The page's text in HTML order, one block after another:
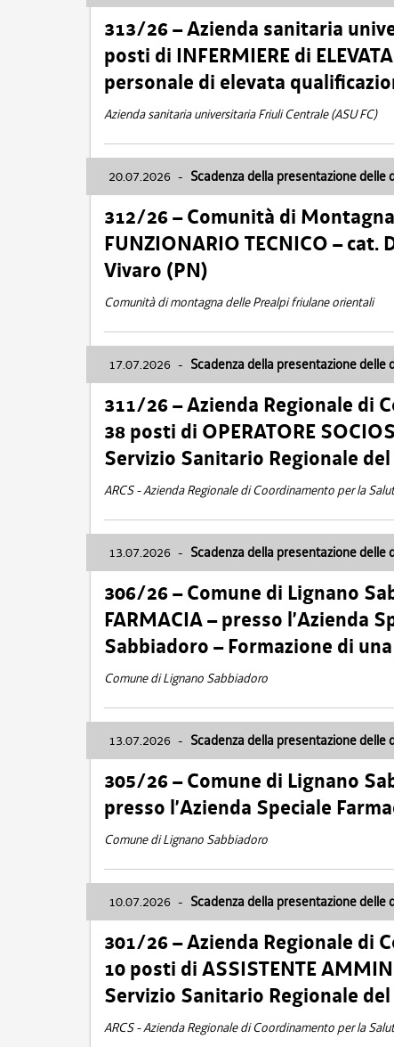
313/26 – Azienda sanitaria
posti di INFERMIERE di
personale di elevata
Azienda sanitaria universitaria Friuli Centrale (ASU FC)
20.07.2026 - Scadenza della presentazione delle
312/26 – Comunità di
FUNZIONARIO TECNICO – cat.
Vivaro (PN)
Comunità di montagna delle Prealpi friulane orientali
17.07.2026 - Scadenza della presentazione delle
311/26 – Azienda Regionale di
38 posti di OPERATORE
Servizio Sanitario Regionale
ARCS - Azienda Regionale di Coordinamento per la
13.07.2026 - Scadenza della presentazione delle
306/26 – Comune di Lignano
FARMACIA – presso l’Azienda
Sabbiadoro – Formazione di
Comune di Lignano Sabbiadoro
13.07.2026 - Scadenza della presentazione delle
305/26 – Comune di Lignano
presso l’Azienda Speciale
Comune di Lignano Sabbiadoro
10.07.2026 - Scadenza della presentazione delle
301/26 – Azienda Regionale di
10 posti di ASSISTENTE
Servizio Sanitario Regionale
ARCS - Azienda Regionale di Coordinamento per la